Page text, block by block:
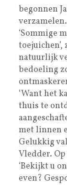
begonnen
verzamelen.
‘Sommige
toejuichen’,
natuurlijk
bedoeling
‘Want het
thuis te
met linnen
Gelukkig
Vledder.
‘Bekijkt u
even?